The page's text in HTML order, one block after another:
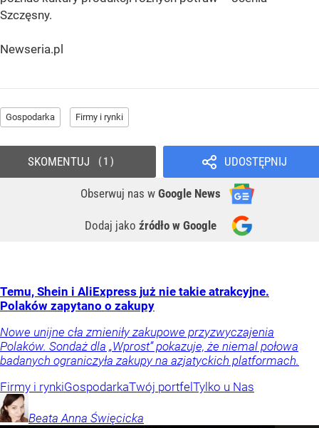
Szczęsny.
Newseria.pl
Gospodarka Firmy i rynki
UDOSTĘPNIJ
Obserwuj nas w Google News
Dodaj jako źródło w Google
SKOMENTUJ 1
Temu, Shein i AliExpress już nie takie atrakcyjne.
Polaków zapytano o zakupy
Nowe unijne cła zmieniły zakupowe przyzwyczajenia
Polaków. Sondaż dla „Wprost” pokazuje, że niemal połowa
badanych ograniczyła zakupy na azjatyckich platformach.
Firmy i rynkiGospodarkaTwój portfel Tylko u Nas
Beata Anna Święcicka